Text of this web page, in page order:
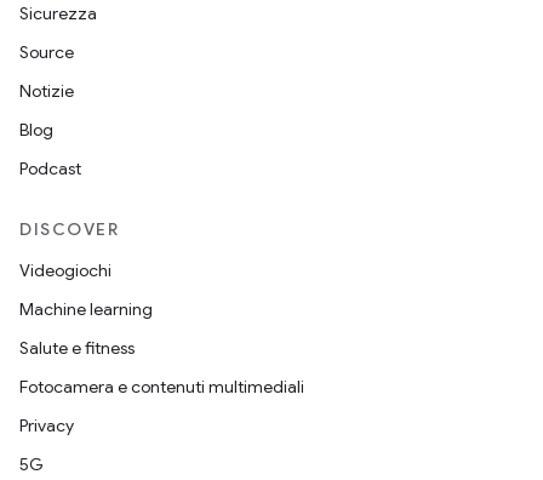
Sicurezza
Source
Notizie
Blog
Podcast
DISCOVER
Videogiochi
Machine learning
Salute e fitness
Fotocamera e contenuti multimediali
Privacy
5G